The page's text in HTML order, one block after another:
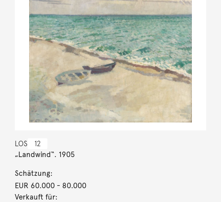
LOS 12
„Landwind“. 1905
Schätzung:
EUR 60.000- 80.000
Verkauft für: